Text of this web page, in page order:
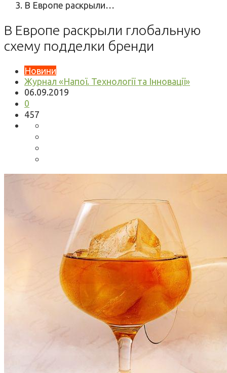
В Европе раскрыли…
В Европе раскрыли глобальную
схему подделки бренди
Новини
Журнал «Напої. Технології та Інновації»
06.09.2019
0
457